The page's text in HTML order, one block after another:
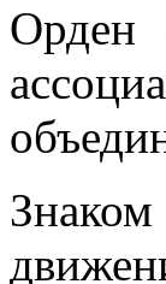
Орден